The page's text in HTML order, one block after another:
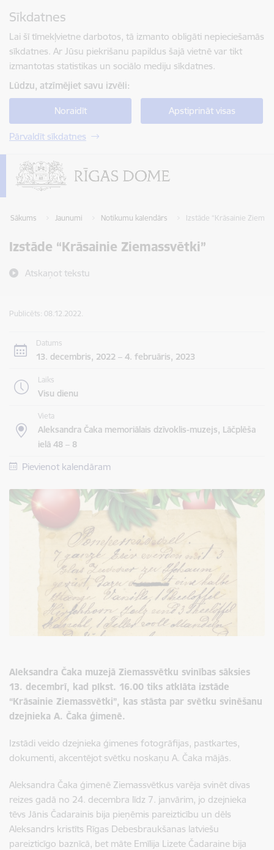
Sīkdatnes
Lai šī tīmekļvietne darbotos, tā izmanto obligāti nepieciešamās
sīkdatnes. Ar Jūsu piekrišanu papildus šajā vietnē var tikt
izmantotas statistikas un sociālo mediju sīkdatnes.
Lūdzu, atzīmējiet savu izvēli:
Noraidīt Apstiprināt visas
Pārvaldīt sīkdatnes
Sākums Jaunumi Notikumu kalendārs Izstāde “Krāsainie
Izstāde “Krāsainie Ziemassvētki”
Atskaņot tekstu
Publicēts: 08.12.2022.
Datums
13. decembris, 2022 – 4. februāris, 2023
Laiks
Visu dienu
Vieta
Aleksandra Čaka memoriālais dzīvoklis-muzejs, Lāčplēša
ielā 48 – 8
Pievienot kalendāram
Aleksandra Čaka muzejā Ziemassvētku svinības sāksies
13. decembrī, kad plkst. 16.00 tiks atklāta izstāde
“Krāsainie Ziemassvētki”, kas stāsta par svētku svinēšanu
dzejnieka A. Čaka ģimenē.
Izstādi veido dzejnieka ģimenes fotogrāfijas, pastkartes,
dokumenti, akcentējot svētku noskaņu A. Čaka mājās.
Aleksandra Čaka ģimenē Ziemassvētkus varēja svinēt divas
reizes gadā no 24. decembra līdz 7. janvārim, jo dzejnieka
tēvs Jānis Čadarainis bija pieņēmis pareizticību un dēls
Aleksandrs kristīts Rīgas Debesbraukšanas latviešu
pareizticīgo baznīcā, bet māte Emīlija Lizete Čadaraine bija